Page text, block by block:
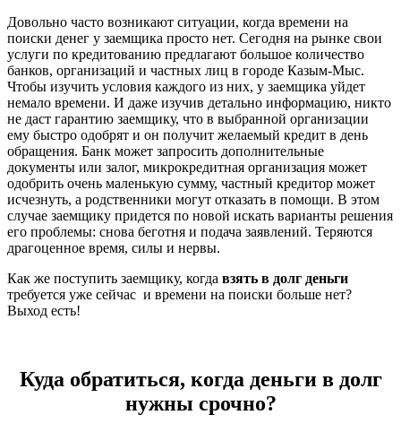
Довольно часто возникают ситуации, когда времени на
поиски денег у заемщика просто нет. Сегодня на рынке свои
услуги по кредитованию предлагают большое количество
банков, организаций и частных лиц в городе Казым-Мыс.
Чтобы изучить условия каждого из них, у заемщика уйдет
немало времени. И даже изучив детально информацию, никто
не даст гарантию заемщику, что в выбранной организации
ему быстро одобрят и он получит желаемый кредит в день
обращения. Банк может запросить дополнительные
документы или залог, микрокредитная организация может
одобрить очень маленькую сумму, частный кредитор может
исчезнуть, а родственники могут отказать в помощи. В этом
случае заемщику придется по новой искать варианты решения
его проблемы: снова беготня и подача заявлений. Теряются
драгоценное время, силы и нервы.
Как же поступить заемщику, когда взять в долг деньги
требуется уже сейчас и времени на поиски больше нет?
Выход есть!
Куда обратиться, когда деньги в долг
нужны срочно?